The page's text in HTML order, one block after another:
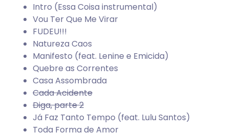
Intro (Essa Coisa instrumental)
Vou Ter Que Me Virar
FUDEU!!!
Natureza Caos
Manifesto (feat. Lenine e Emicida)
Quebre as Correntes
Casa Assombrada
Cada Acidente
Diga, parte 2
Já Faz Tanto Tempo (feat. Lulu Santos)
Toda Forma de Amor